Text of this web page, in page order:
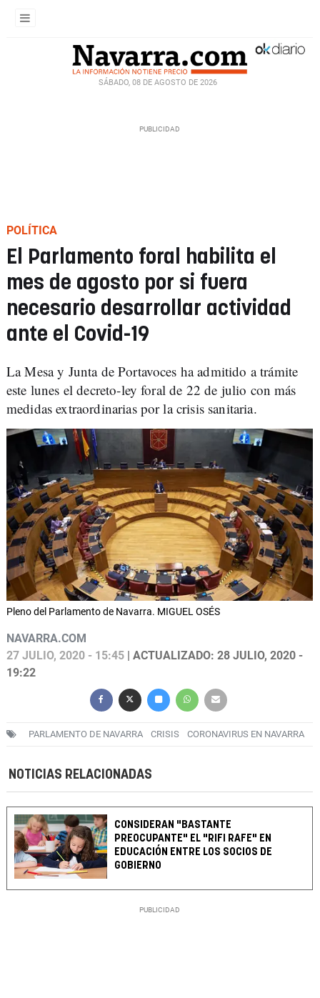
SÁBADO, 08 DE AGOSTO DE 2026
POLÍTICA
El Parlamento foral habilita el
mes de agosto por si fuera
necesario desarrollar actividad
ante el Covid-19
La Mesa y Junta de Portavoces ha admitido a trámite
este lunes el decreto-ley foral de 22 de julio con más
medidas extraordinarias por la crisis sanitaria.
Pleno del Parlamento de Navarra. MIGUEL OSÉS
NAVARRA.COM
27 JULIO, 2020 - 15:45 | ACTUALIZADO: 28 JULIO, 2020 -
19:22
PARLAMENTO DE NAVARRA CRISIS CORONAVIRUS EN NAVARRA
NOTICIAS RELACIONADAS
CONSIDERAN "BASTANTE
PREOCUPANTE" EL "RIFI RAFE" EN
EDUCACIÓN ENTRE LOS SOCIOS DE
GOBIERNO